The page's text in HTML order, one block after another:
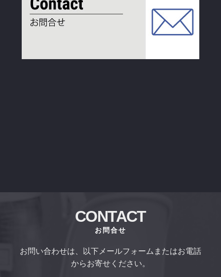
CONTACT
お問合せ
お問い合わせは、以下メールフォームまたはお電話
からお寄せください。